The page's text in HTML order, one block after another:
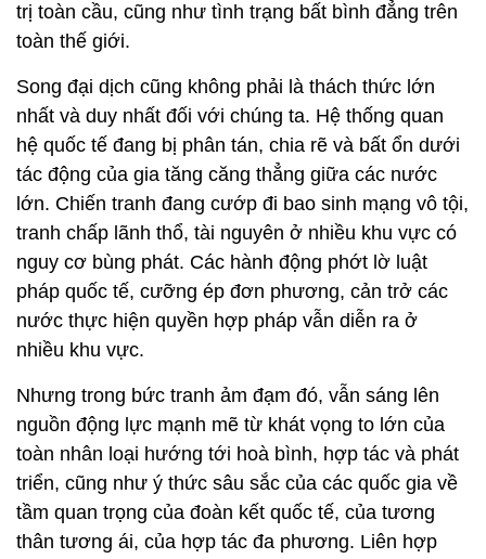
trị toàn cầu, cũng như tình trạng bất bình đẳng trên
toàn thế giới.
Song đại dịch cũng không phải là thách thức lớn
nhất và duy nhất đối với chúng ta. Hệ thống quan
hệ quốc tế đang bị phân tán, chia rẽ và bất ổn dưới
tác động của gia tăng căng thẳng giữa các nước
lớn. Chiến tranh đang cướp đi bao sinh mạng vô tội,
tranh chấp lãnh thổ, tài nguyên ở nhiều khu vực có
nguy cơ bùng phát. Các hành động phớt lờ luật
pháp quốc tế, cưỡng ép đơn phương, cản trở các
nước thực hiện quyền hợp pháp vẫn diễn ra ở
nhiều khu vực.
Nhưng trong bức tranh ảm đạm đó, vẫn sáng lên
nguồn động lực mạnh mẽ từ khát vọng to lớn của
toàn nhân loại hướng tới hoà bình, hợp tác và phát
triển, cũng như ý thức sâu sắc của các quốc gia về
tầm quan trọng của đoàn kết quốc tế, của tương
thân tương ái, của hợp tác đa phương. Liên hợp